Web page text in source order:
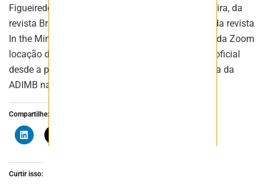
Figueiredo, além de Francisco Alves e Sergio Oliveira, da
revista Brasil Mineral, José Antônio Vicário Leite, da revista
In the Mine e Nila Maria Gomes e William Gomes, da Zoom
locação de equipamentos. A Nakano, montadora oficial
desde a primeira edição do evento, recebeu a placa da
ADIMB na entrega dos estandes.
Compartilhe:
Curtir isso: